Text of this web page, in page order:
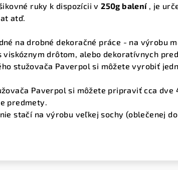
ruky k dispozícii v250g balení, je
atď.
na drobné dekoračné práce - na výrobu
viskóznym drôtom, alebo dekoratívnych
stužovača Paverpol si môžete vyrobiť
Paverpol si môžete pripraviť cca dve
predmety.
stačí na výrobu veľkej sochy (oblečenej